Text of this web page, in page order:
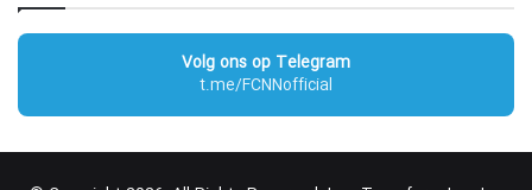
Volg ons op Telegram
t.me/FCNNofficial